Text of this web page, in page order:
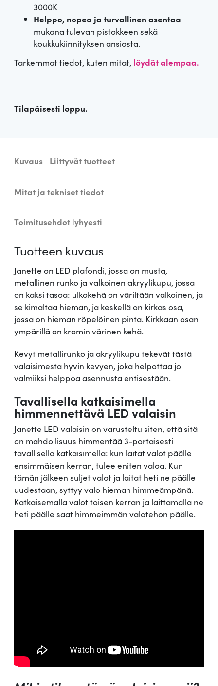
3000K
Helppo, nopea ja turvallinen asentaa
mukana tulevan pistokkeen sekä
koukkukiinnityksen ansiosta.
Tarkemmat tiedot, kuten mitat, löydät alempaa.
Tilapäisesti loppu.
Kuvaus Liittyvät tuotteet
Mitat ja tekniset tiedot
Toimitusehdot lyhyesti
Tuotteen kuvaus
Janette on LED plafondi, jossa on musta,
metallinen runko ja valkoinen akryylikupu, jossa
on kaksi tasoa: ulkokehä on väriltään valkoinen, ja
se kimaltaa hieman, ja keskellä on kirkas osa,
jossa on hieman röpelöinen pinta. Kirkkaan osan
ympärillä on kromin värinen kehä.
Kevyt metallirunko ja akryylikupu tekevät tästä
valaisimesta hyvin kevyen, joka helpottaa jo
valmiiksi helppoa asennusta entisestään.
Tavallisella katkaisimella
himmennettävä LED valaisin
Janette LED valaisin on varusteltu siten, että sitä
on mahdollisuus himmentää 3-portaisesti
tavallisella katkaisimella: kun laitat valot päälle
ensimmäisen kerran, tulee eniten valoa. Kun
tämän jälkeen suljet valot ja laitat heti ne päälle
uudestaan, syttyy valo hieman himmeämpänä.
Katkaisemalla valot toisen kerran ja laittamalla ne
heti päälle saat himmeimmän valotehon päälle.